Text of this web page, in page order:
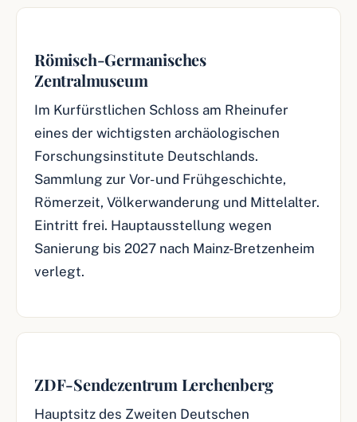
Römisch-Germanisches
Zentralmuseum
Im Kurfürstlichen Schloss am Rheinufer
eines der wichtigsten archäologischen
Forschungsinstitute Deutschlands.
Sammlung zur Vor- und Frühgeschichte,
Römerzeit, Völkerwanderung und Mittelalter.
Eintritt frei. Hauptausstellung wegen
Sanierung bis 2027 nach Mainz-Bretzenheim
verlegt.
ZDF-Sendezentrum Lerchenberg
Hauptsitz des Zweiten Deutschen